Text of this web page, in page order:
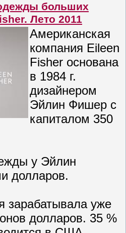
больших
Лето 2011
Американская
компания Eileen
Fisher основана
в 1984 г.
дизайнером
Эйлин Фишер с
капиталом 350
у Эйлин
долларов.
зарабатывала уже
долларов. 35 %